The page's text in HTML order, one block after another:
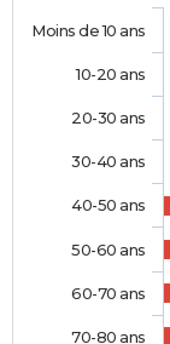
Moins de 10 ans
10-20 ans
20-30 ans
30-40 ans
40-50 ans
50-60 ans
60-70 ans
70-80 ans